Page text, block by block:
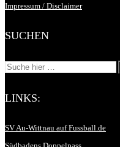
Impressum / Disclaimer
SUCHEN
LINKS:
SV Au-Wittnau auf Fussball.de